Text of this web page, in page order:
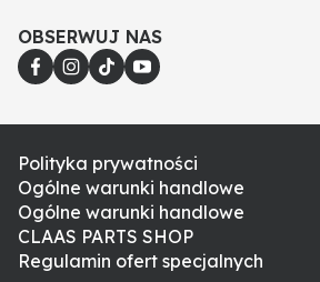
OBSERWUJ NAS
Polityka prywatności
Ogólne warunki handlowe
Ogólne warunki handlowe
CLAAS PARTS SHOP
Regulamin ofert specjalnych